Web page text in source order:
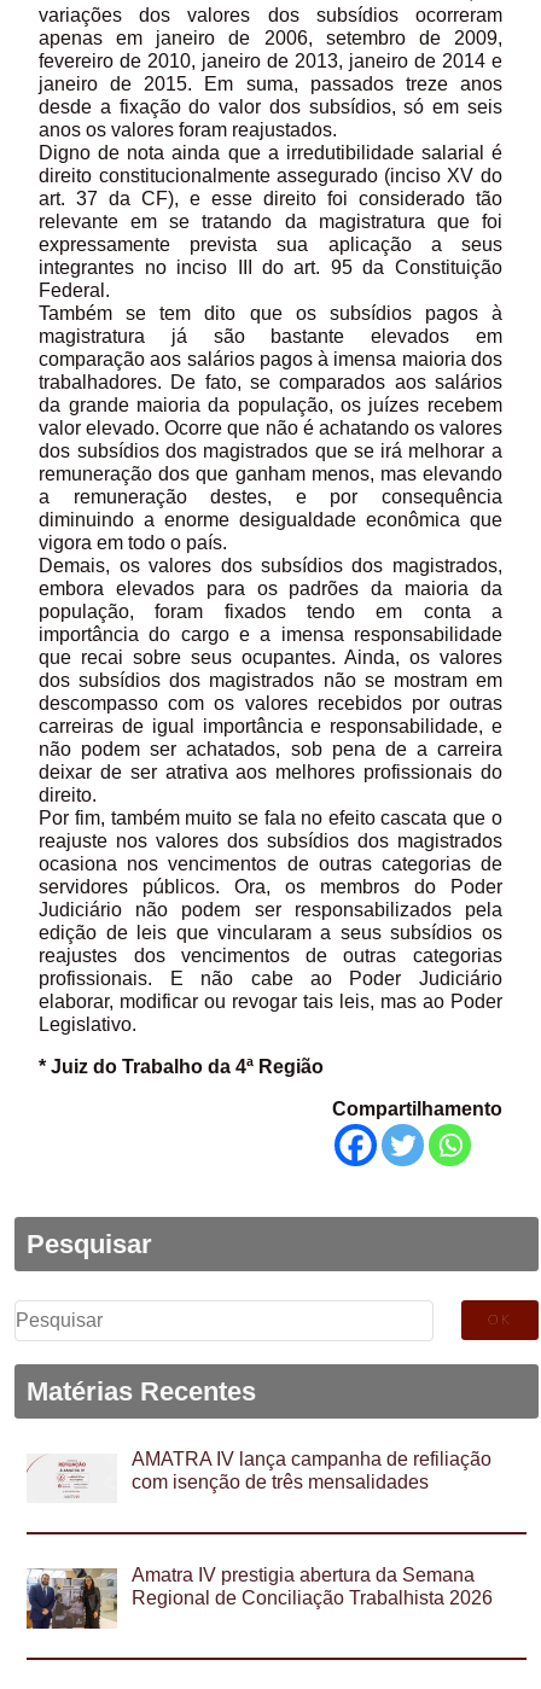
variações dos valores dos subsídios ocorreram
apenas em janeiro de 2006, setembro de 2009,
fevereiro de 2010, janeiro de 2013, janeiro de 2014 e
janeiro de 2015. Em suma, passados treze anos
desde a fixação do valor dos subsídios, só em seis
anos os valores foram reajustados.
Digno de nota ainda que a irredutibilidade salarial é
direito constitucionalmente assegurado (inciso XV do
art. 37 da CF), e esse direito foi considerado tão
relevante em se tratando da magistratura que foi
expressamente prevista sua aplicação a seus
integrantes no inciso III do art. 95 da Constituição
Federal.
Também se tem dito que os subsídios pagos à
magistratura já são bastante elevados em
comparação aos salários pagos à imensa maioria dos
trabalhadores. De fato, se comparados aos salários
da grande maioria da população, os juízes recebem
valor elevado. Ocorre que não é achatando os valores
dos subsídios dos magistrados que se irá melhorar a
remuneração dos que ganham menos, mas elevando
a remuneração destes, e por consequência
diminuindo a enorme desigualdade econômica que
vigora em todo o país.
Demais, os valores dos subsídios dos magistrados,
embora elevados para os padrões da maioria da
população, foram fixados tendo em conta a
importância do cargo e a imensa responsabilidade
que recai sobre seus ocupantes. Ainda, os valores
dos subsídios dos magistrados não se mostram em
descompasso com os valores recebidos por outras
carreiras de igual importância e responsabilidade, e
não podem ser achatados, sob pena de a carreira
deixar de ser atrativa aos melhores profissionais do
direito.
Por fim, também muito se fala no efeito cascata que o
reajuste nos valores dos subsídios dos magistrados
ocasiona nos vencimentos de outras categorias de
servidores públicos. Ora, os membros do Poder
Judiciário não podem ser responsabilizados pela
edição de leis que vincularam a seus subsídios os
reajustes dos vencimentos de outras categorias
profissionais. E não cabe ao Poder Judiciário
elaborar, modificar ou revogar tais leis, mas ao Poder
Legislativo.
* Juiz do Trabalho da 4ª Região
Compartilhamento
Pesquisar
Pesquisar
por:
Matérias Recentes
AMATRA IV lança campanha de refiliação
com isenção de três mensalidades
Amatra IV prestigia abertura da Semana
Regional de Conciliação Trabalhista 2026